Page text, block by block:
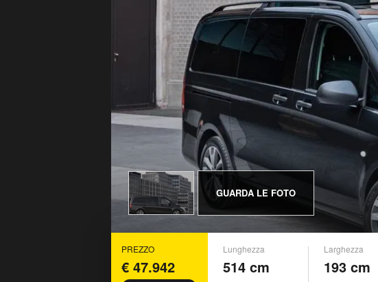
GUARDA LE FOTO
PREZZO
€ 47.942
Lunghezza
514 cm
Larghezza
193 cm